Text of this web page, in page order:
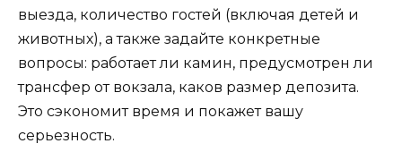
выезда, количество гостей (включая детей и
животных), а также задайте конкретные
вопросы: работает ли камин, предусмотрен ли
трансфер от вокзала, каков размер депозита.
Это сэкономит время и покажет вашу
серьезность.